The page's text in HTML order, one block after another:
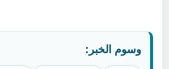
وسوم الخبر: